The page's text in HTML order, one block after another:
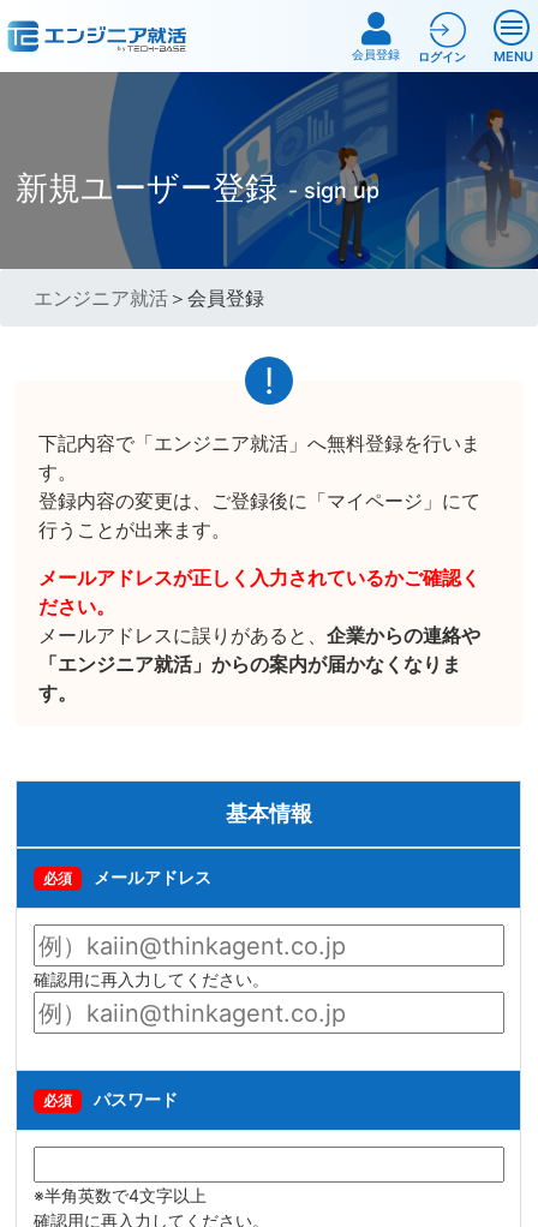
MENU
会員登録 ログイン
新規ユーザー登録 - sign up
エンジニア就活 ＞会員登録
下記内容で「エンジニア就活」へ無料登録を行いま
す。
登録内容の変更は、ご登録後に「マイページ」にて
行うことが出来ます。
メールアドレスが正しく入力されているかご確認く
ださい。
メールアドレスに誤りがあると、企業からの連絡や
「エンジニア就活」からの案内が届かなくなりま
す。
基本情報
必須 メールアドレス
確認用に再入力してください。
必須 パスワード
※半角英数で4文字以上
確認用に再入力してください。